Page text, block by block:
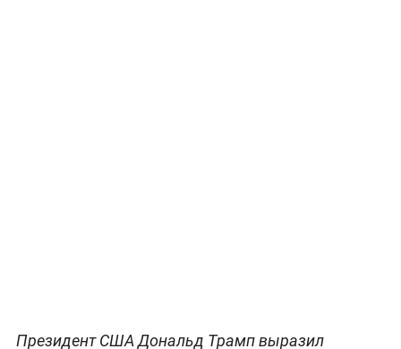
Президент США Дональд Трамп выразил